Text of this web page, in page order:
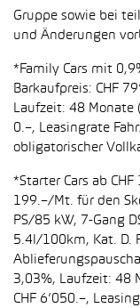
Gruppe sowie bei
und Änderungen
*Family Cars mit
Barkaufpreis: CHF
Laufzeit: 48 Monate
0.–, Leasingrate
obligatorischer
*Starter Cars ab CHF
199.–/Mt. für den
PS/85 kW, 7-Gang
5.4l/100km, Kat. D.
3,03%, Laufzeit: 48
CHF 6’050.–,